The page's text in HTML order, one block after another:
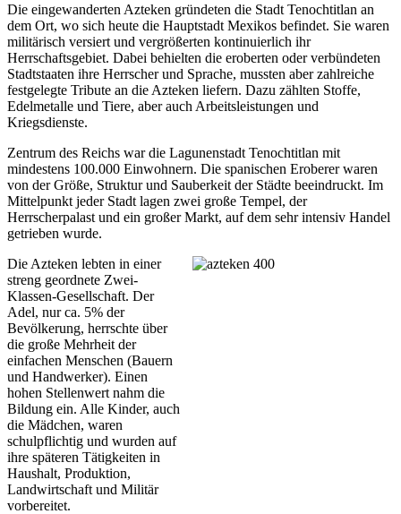
Die eingewanderten Azteken gründeten die Stadt Tenochtitlan an
dem Ort, wo sich heute die Hauptstadt Mexikos befindet. Sie waren
militärisch versiert und vergrößerten kontinuierlich ihr
Herrschaftsgebiet. Dabei behielten die eroberten oder verbündeten
Stadtstaaten ihre Herrscher und Sprache, mussten aber zahlreiche
festgelegte Tribute an die Azteken liefern. Dazu zählten Stoffe,
Edelmetalle und Tiere, aber auch Arbeitsleistungen und
Kriegsdienste.
Zentrum des Reichs war die Lagunenstadt Tenochtitlan mit
mindestens 100.000 Einwohnern. Die spanischen Eroberer waren
von der Größe, Struktur und Sauberkeit der Städte beeindruckt. Im
Mittelpunkt jeder Stadt lagen zwei große Tempel, der
Herrscherpalast und ein großer Markt, auf dem sehr intensiv Handel
getrieben wurde.
Die Azteken lebten in einer
streng geordnete Zwei-
Klassen-Gesellschaft. Der
Adel, nur ca. 5% der
Bevölkerung, herrschte über
die große Mehrheit der
einfachen Menschen (Bauern
und Handwerker). Einen
hohen Stellenwert nahm die
Bildung ein. Alle Kinder, auch
die Mädchen, waren
schulpflichtig und wurden auf
ihre späteren Tätigkeiten in
Haushalt, Produktion,
Landwirtschaft und Militär
vorbereitet.